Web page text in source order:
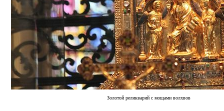
Золотой реликварий с мощами волхвов